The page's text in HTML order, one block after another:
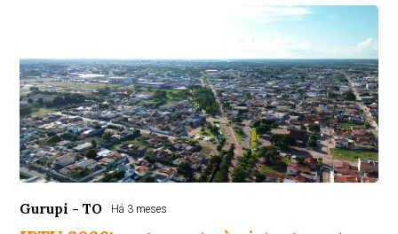
Gurupi - TO Há 3 meses